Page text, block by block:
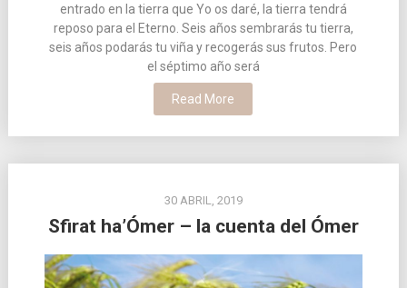
entrado en la tierra que Yo os daré, la tierra tendrá
reposo para el Eterno. Seis años sembrarás tu tierra,
seis años podarás tu viña y recogerás sus frutos. Pero
el séptimo año será
Read More
30 ABRIL, 2019
Sfirat ha’Ómer – la cuenta del Ómer